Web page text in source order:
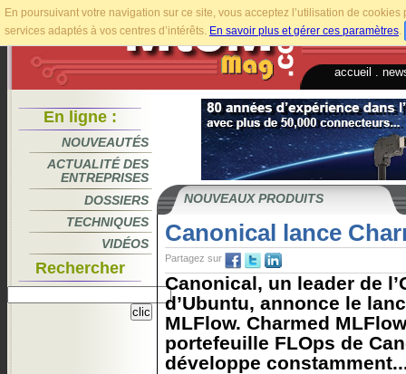
En poursuivant votre navigation sur ce site, vous acceptez l’utilisation de
services adaptés à vos centres d’intérêts. En savoir plus et gérer ces paramètres.
accueil
En ligne :
NOUVEAUTÉS
ACTUALITÉ DES
ENTREPRISES
DOSSIERS
TECHNIQUES
VIDÉOS
Rechercher
NOUVEAUX PRODUITS
Canonical lance
Partagez sur
Canonical, un leader de
d’Ubuntu, annonce le
MLFlow. Charmed
portefeuille FLOps de
développe